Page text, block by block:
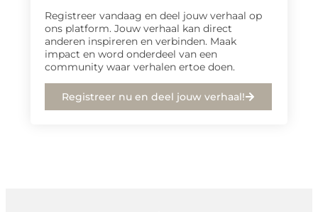
Registreer vandaag en deel jouw verhaal op
ons platform. Jouw verhaal kan direct
anderen inspireren en verbinden. Maak
impact en word onderdeel van een
community waar verhalen ertoe doen.
Registreer nu en deel jouw verhaal!